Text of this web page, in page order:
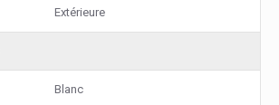
Extérieure
Blanc